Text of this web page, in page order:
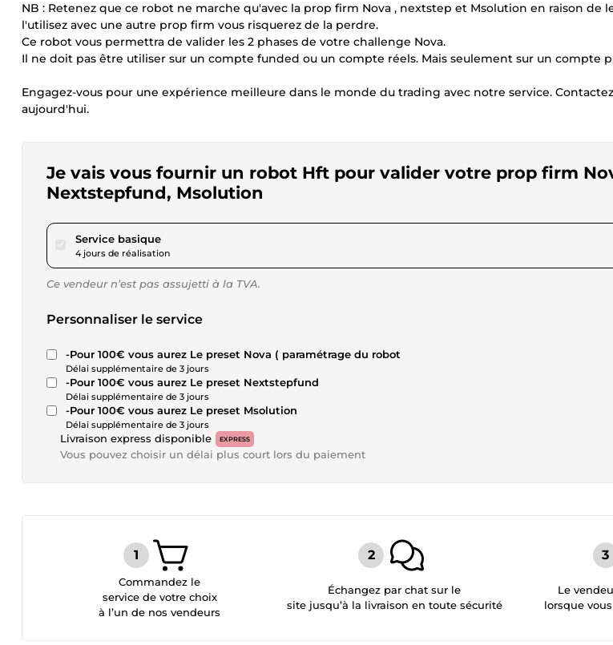
NB : Retenez que ce robot ne marche qu'avec la prop firm Nova , nextstep et Msolution en raison de
l'utilisez avec une autre prop firm vous risquerez de la perdre.
Ce robot vous permettra de valider les 2 phases de votre challenge Nova.
Il ne doit pas être utiliser sur un compte funded ou un compte réels. Mais seulement sur un compte
Engagez-vous pour une expérience meilleure dans le monde du trading avec notre service.
aujourd'hui.
Je vais vous fournir un robot Hft pour valider votre prop firm
Nextstepfund, Msolution
Service basiquepour 115,27 $US
4 jours de réalisation
Ce vendeur n’est pas assujetti à la TVA.
Personnaliser le service
-Pour 100€ vous aurez Le preset Nova ( paramétrage du robot
Délai supplémentaire de 3 jours
-Pour 100€ vous aurez Le preset Nextstepfund
Délai supplémentaire de 3 jours
-Pour 100€ vous aurez Le preset Msolution
Délai supplémentaire de 3 jours
Livraison express disponible EXPRESS
Vous pouvez choisir un délai plus court lors du paiement
Commandez le
service de votre choix
à l’un de nos vendeurs
Échangez par chat sur le
site jusqu’à la livraison en toute sécurité
Le
lorsque